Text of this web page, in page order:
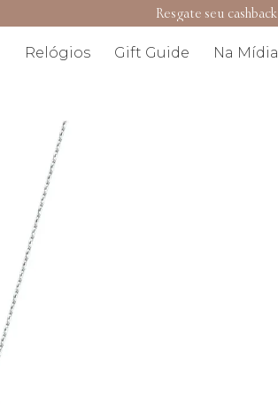
Resgate seu cashback
Relógios Gift Guide Na Mídia